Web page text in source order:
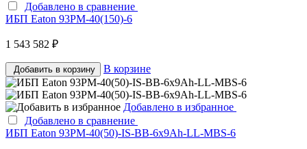
Добавлено в сравнение
ИБП Eaton 93PM-40(150)-6
1 543 582 ₽
Добавить в корзину В корзине
Добавлено в избранное
Добавлено в сравнение
ИБП Eaton 93PM-40(50)-IS-BB-6x9Ah-LL-MBS-6